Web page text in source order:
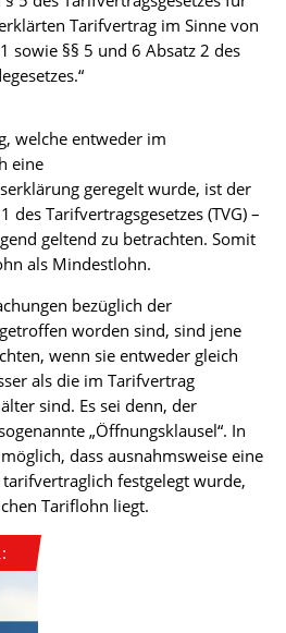
Tarifvertrag im Sinne von
sowie §§ 5 und 6 Absatz 2 des
welche entweder im
eine
geregelt wurde, ist der
des Tarifvertragsgesetzes (TVG) –
geltend zu betrachten. Somit
als Mindestlohn.
bezüglich der
worden sind, sind jene
wenn sie entweder gleich
als die im Tarifvertrag
sind. Es sei denn, der
„Öffnungsklausel“. In
dass ausnahmsweise eine
festgelegt wurde,
Tariflohn liegt.